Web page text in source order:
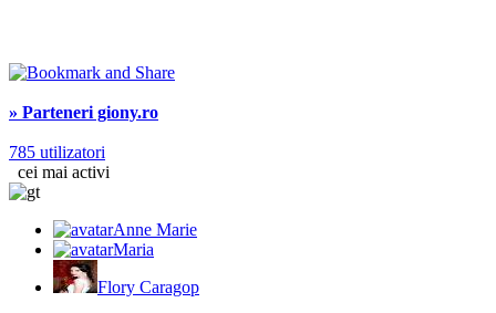
» Parteneri giony.ro
785 utilizatori
cei mai activi
Anne Marie
Maria
Flory Caragop